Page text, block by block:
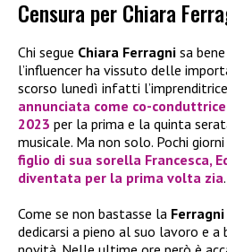
Censura per Chiara
Chi segue Chiara Ferragni sa
l’influencer ha vissuto delle
scorso lunedì infatti
annunciata come co-
2023 per la prima e la quinta
musicale. Ma non solo. Pochi
figlio di sua sorella Francesca,
diventata per la prima volta zia.
Come se non bastasse la Ferragni
dedicarsi a pieno al suo lavoro e a